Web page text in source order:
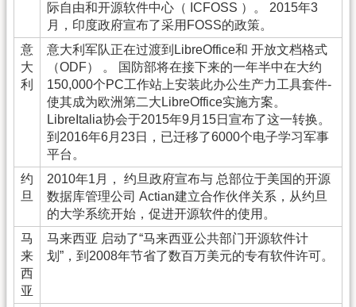
际自由和开源软件中心（ ICFOSS ）。 2015年3
月，印度政府宣布了采用FOSS的政策。
意
大
利
意大利军队正在过渡到LibreOffice和 开放文档格式
（ODF） 。 国防部将在接下来的一年半中在大约
150,000个PC工作站上安装此办公生产力工具套件-
使其成为欧洲第二大LibreOffice实施方案。
LibreItalia协会于2015年9月15日宣布了这一转换。
到2016年6月23日，已迁移了6000个电子学习军事
平台。
约
旦
2010年1月， 约旦政府宣布与 总部位于美国的开源
数据库管理公司 Actian建立合作伙伴关系，从约旦
的大学系统开始，促进开源软件的使用。
马
来
西
亚
马来西亚 启动了“马来西亚公共部门开源软件计
划”，到2008年节省了数百万美元的专有软件许可。